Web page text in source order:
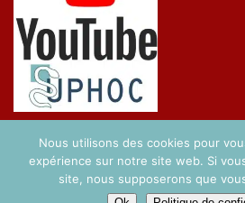
Nous utilisons des cookies pour
expérience sur notre site web. Si
site, nous supposerons que